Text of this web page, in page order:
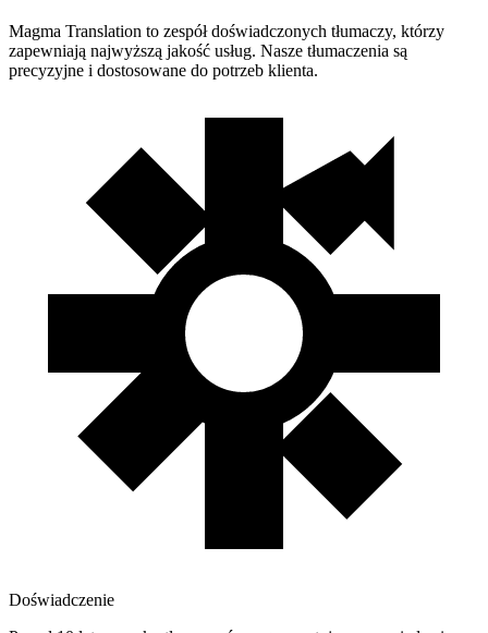
Magma Translation to zespół doświadczonych tłumaczy, którzy
zapewniają najwyższą jakość usług. Nasze tłumaczenia są
precyzyjne i dostosowane do potrzeb klienta.
Doświadczenie